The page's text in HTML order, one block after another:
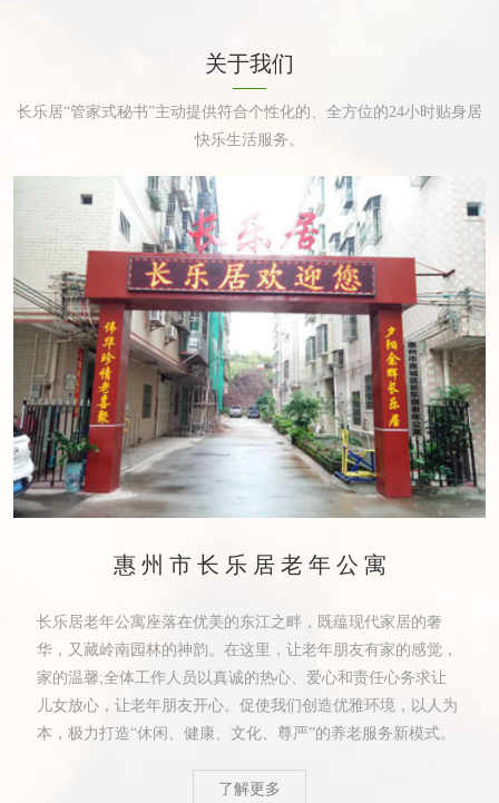
关于我们
长乐居“管家式秘书”主动提供符合个性化的、全方位的24小时贴身居
快乐生活服务。
惠州市长乐居老年公寓
长乐居老年公寓座落在优美的东江之畔，既蕴现代家居的奢
华，又藏岭南园林的神韵。在这里，让老年朋友有家的感觉，
家的温馨;全体工作人员以真诚的热心、爱心和责任心务求让
儿女放心，让老年朋友开心。促使我们创造优雅环境，以人为
本，极力打造“休闲、健康、文化、尊严”的养老服务新模式。
了解更多